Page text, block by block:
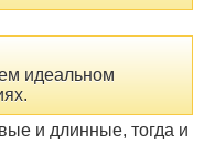
идеальном
и длинные, тогда и